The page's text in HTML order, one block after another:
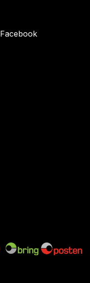
Facebook